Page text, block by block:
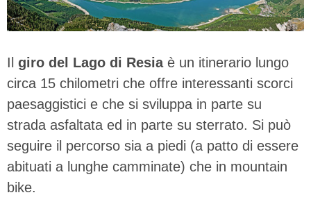
Il giro del Lago di Resia è un itinerario lungo
circa 15 chilometri che offre interessanti scorci
paesaggistici e che si sviluppa in parte su
strada asfaltata ed in parte su sterrato. Si può
seguire il percorso sia a piedi (a patto di essere
abituati a lunghe camminate) che in mountain
bike.